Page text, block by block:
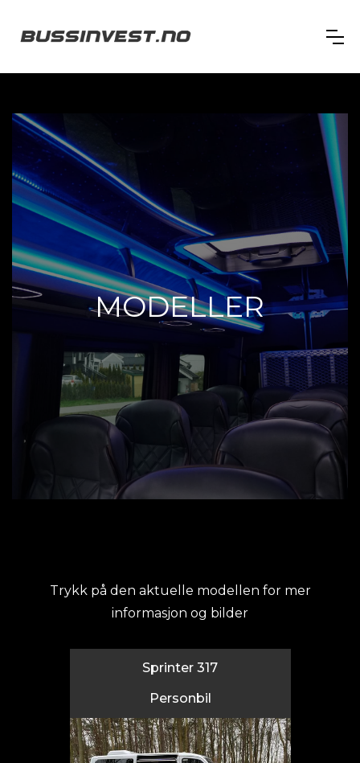
MODELLER
Trykk på den aktuelle modellen for mer
informasjon og bilder
Sprinter 317
Personbil